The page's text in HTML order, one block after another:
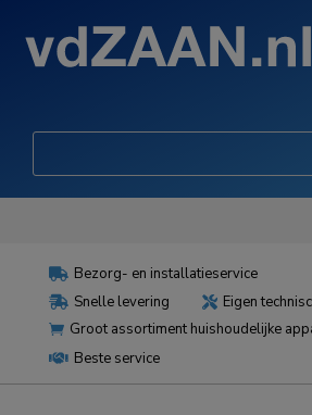
 Bezorg- en installatieservice
 Snelle levering  Eigen
 Groot assortiment huishoudelijke
 Beste service